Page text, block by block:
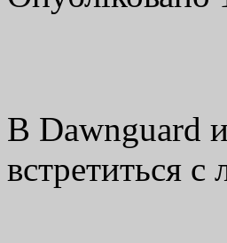
В Dawnguard
встретиться